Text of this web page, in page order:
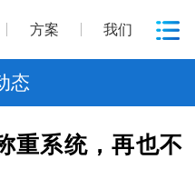
方案 我们
态
重系统，再也不